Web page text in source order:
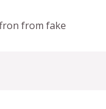
from fake